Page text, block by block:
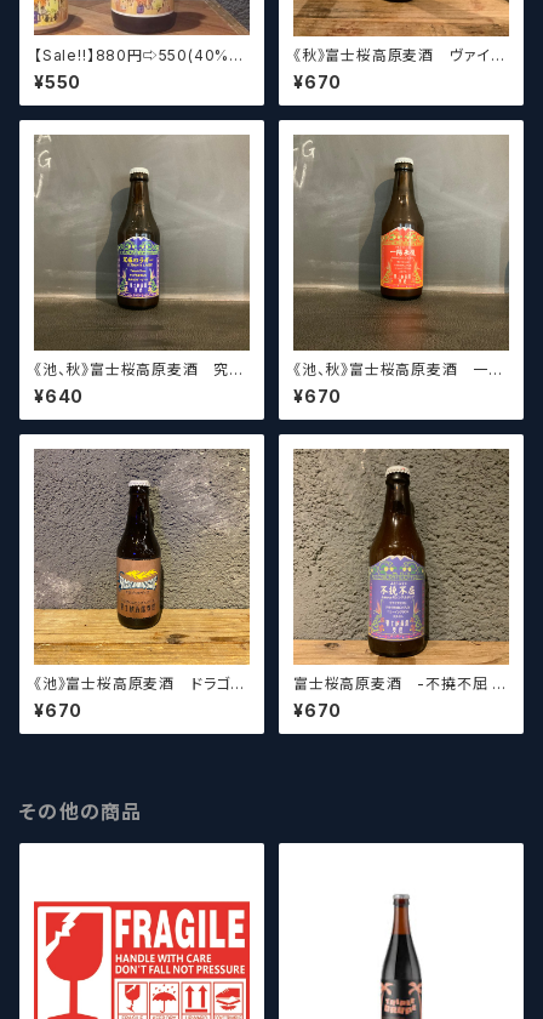
【Sale‼︎】880円⇨550(40%of
f)《池》富士桜高原麦酒×クラフ
トビールシザーズ秋葉原 Cal
m Crispy IPL⁡【クラフトビール】
¥550
《秋》富士桜高原麦酒 ヴァイツ
ェン Fujizakura Kougen B
eer Weizen【クラフトビール】
¥670
《池、秋》富士桜高原麦酒 究極
のラガー Fujizakura Kouge
n Beer Ultimate Lager
【クラフトビール】
¥640
《池、秋》富士桜高原麦酒 一陽
来復 -Strata- Fujizakura K
ougen Beer 【クラフトビー
ル】
¥670
《池》富士桜高原麦酒 ドラゴン
モザイク Fujizakura Kouge
n Beer Dragon Mosaic
【クラフトビール】
¥670
富士桜高原麦酒 -不撓不屈 -
Zappa- Fujizakura Kouge
n Beer 【クラフトビール】
¥670
その他の商品